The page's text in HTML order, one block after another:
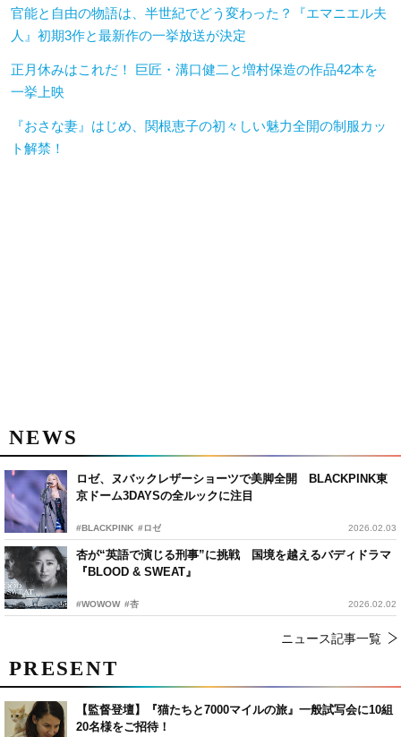
官能と自由の物語は、半世紀でどう変わった？『エマニエル夫
人』初期3作と最新作の一挙放送が決定
正月休みはこれだ！ 巨匠・溝口健二と増村保造の作品42本を
一挙上映
『おさな妻』はじめ、関根恵子の初々しい魅力全開の制服カッ
ト解禁！
NEWS
ロゼ、ヌバックレザーショーツで美脚全開 BLACKPINK東
京ドーム3DAYSの全ルックに注目
#BLACKPINK #ロゼ 2026.02.03
杏が“英語で演じる刑事”に挑戦 国境を越えるバディドラマ
『BLOOD & SWEAT』
#WOWOW #杏 2026.02.02
ニュース記事一覧
PRESENT
【監督登壇】『猫たちと7000マイルの旅』一般試写会に10組
20名様をご招待！